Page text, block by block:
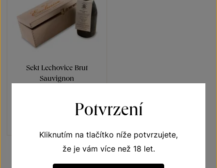
Sekt Lechovice Brut
Sauvignon
jakostní šumivé víno 2021Potvrzení
Kliknutím na tlačítko níže potvrzujete,
že je vám více než 18 let.